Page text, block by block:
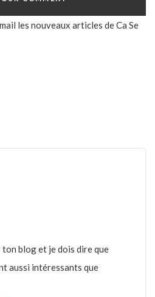
les nouveaux articles de Ca Se
ton blog et je dois dire que
aussi intéressants que